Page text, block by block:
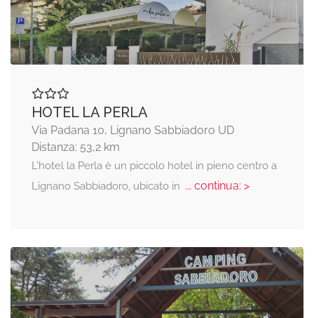
HOTEL LA PERLA
Via Padana 10, Lignano Sabbiadoro UD
Distanza: 53,2 km
L’hotel la Perla è un piccolo hotel in pieno centro a
Lignano Sabbiadoro, ubicato in ... continua: >